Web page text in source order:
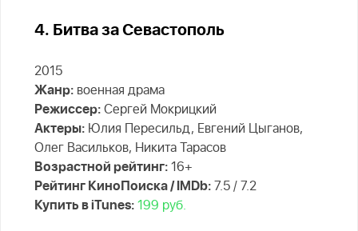
4. Битва за Севастополь
2015
Жанр: военная драма
Режиссер: Сергей Мокрицкий
Актеры: Юлия Пересильд, Евгений Цыганов,
Олег Васильков, Никита Тарасов
Возрастной рейтинг: 16+
Рейтинг КиноПоиска / IMDb: 7.5 / 7.2
Купить в iTunes: 199 руб.